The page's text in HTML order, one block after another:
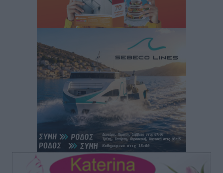
Πάνθηρες: Ξεκίνησαν αισιόδοξοι για την παρθενική
Αθλητικά• πριν 15 ώρες
Άρης Αρχαγγέλου: Στο πλευρό του άτυχου Ιάκωβου
Θωμά
Αθλητικά• πριν 15 ώρες
Φοίβος: Η μεγάλη επιστροφή του Μπρένο Σαλβατιέρα
πριν 15 ώρες
Κλεάνθης: Έτοιμες οι κάρτες διαρκείας της νέας
σεζόν
Αθλητικά πριν 15 ώρες